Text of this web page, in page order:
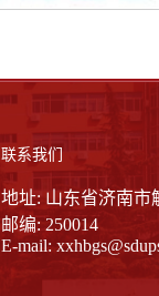
联系我们
地址: 山东省济南市
邮编: 250014
E-mail: